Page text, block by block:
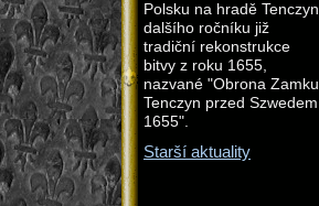
Polsku na hradě Tenczyn
dalšího ročníku již
tradiční rekonstrukce
bitvy z roku 1655,
nazvané "Obrona Zamku
Tenczyn przed Szwedem
1655".
Starší aktuality